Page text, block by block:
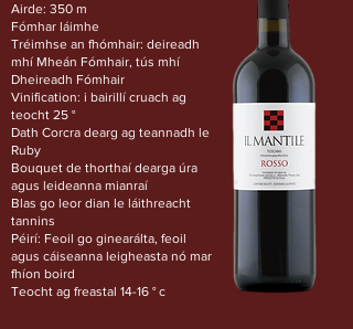
Airde: 350 m
Fómhar láimhe
Tréimhse an fhómhair: deireadh
mhí Mheán Fómhair, tús mhí
Dheireadh Fómhair
Vinification: i bairillí cruach ag
teocht 25 °
Dath Corcra dearg ag teannadh le
Ruby
Bouquet de thorthaí dearga úra
agus leideanna mianraí
Blas go leor dian le láithreacht
tannins
Péirí: Feoil go ginearálta, feoil
agus cáiseanna leigheasta nó mar
fhíon boird
Teocht ag freastal 14-16 ° c